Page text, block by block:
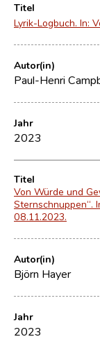
Titel
Lyrik-Logbuch. In:
Autor(in)
Paul-Henri
Jahr
2023
Titel
Von Würde und
Sternschnuppen“.
08.11.2023.
Autor(in)
Björn Hayer
Jahr
2023